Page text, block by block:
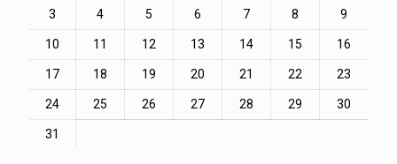
3 4 5 6 7 8 9
10 11 12 13 14 15 16
17 18 19 20 21 22 23
24 25 26 27 28 29 30
31